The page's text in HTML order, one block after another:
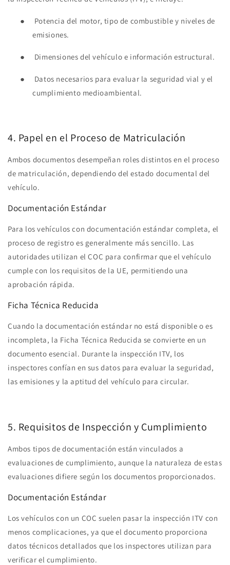
●
Potencia del motor, tipo de combustible y niveles de
emisiones.
● Dimensiones del vehículo e información estructural.
●
Datos necesarios para evaluar la seguridad vial y el
cumplimiento medioambiental.
4. Papel en el Proceso de Matriculación
Ambos documentos desempeñan roles distintos en el proceso
de matriculación, dependiendo del estado documental del
vehículo.
Documentación Estándar
Para los vehículos con documentación estándar completa, el
proceso de registro es generalmente más sencillo. Las
autoridades utilizan el COC para confirmar que el vehículo
cumple con los requisitos de la UE, permitiendo una
aprobación rápida.
Ficha Técnica Reducida
Cuando la documentación estándar no está disponible o es
incompleta, la Ficha Técnica Reducida se convierte en un
documento esencial. Durante la inspección ITV, los
inspectores confían en sus datos para evaluar la seguridad,
las emisiones y la aptitud del vehículo para circular.
5. Requisitos de Inspección y Cumplimiento
Ambos tipos de documentación están vinculados a
evaluaciones de cumplimiento, aunque la naturaleza de estas
evaluaciones difiere según los documentos proporcionados.
Documentación Estándar
Los vehículos con un COC suelen pasar la inspección ITV con
menos complicaciones, ya que el documento proporciona
datos técnicos detallados que los inspectores utilizan para
verificar el cumplimiento.